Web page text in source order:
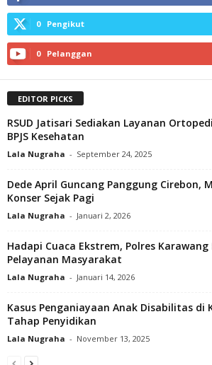
0 Pengikut
0 Pelanggan
EDITOR PICKS
RSUD Jatisari Sediakan Layanan
BPJS Kesehatan
Lala Nugraha - September 24, 2025
Dede April Guncang Panggung Cirebon,
Konser Sejak Pagi
Lala Nugraha - Januari 2, 2026
Hadapi Cuaca Ekstrem, Polres
Pelayanan Masyarakat‎
Lala Nugraha - Januari 14, 2026
Kasus Penganiayaan Anak Disabilitas di
Tahap Penyidikan
Lala Nugraha - November 13, 2025